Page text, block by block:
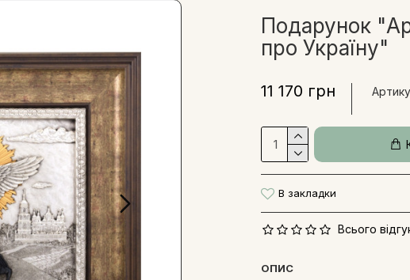
Подарунок
про Україну"
Всього
11 170 грн
В закладки
ОПИС